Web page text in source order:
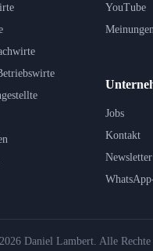
YouTube
Jobs
Kontakt
Newsletter
Daniel Lambert. Alle Rechte